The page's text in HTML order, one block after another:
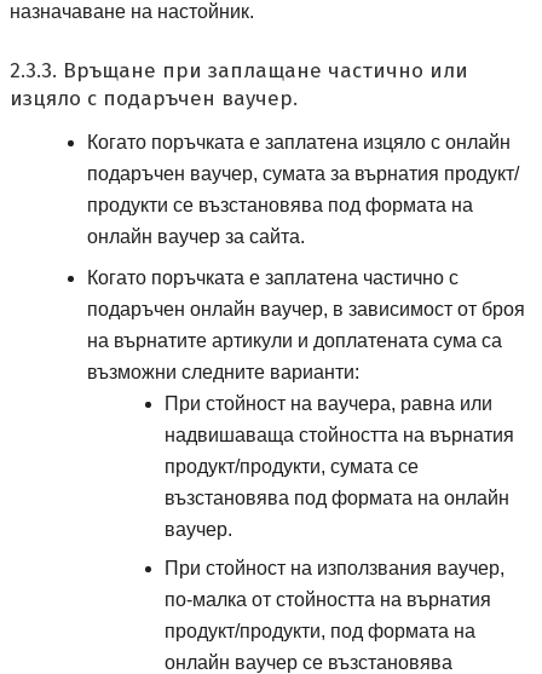
назначаване на настойник.
2.3.3. Връщане при заплащане частично или
изцяло с подаръчен ваучер.
Когато поръчката е заплатена изцяло с онлайн
подаръчен ваучер, сумата за върнатия продукт/
продукти се възстановява под формата на
онлайн ваучер за сайта.
Когато поръчката е заплатена частично с
подаръчен онлайн ваучер, в зависимост от броя
на върнатите артикули и доплатената сума са
възможни следните варианти:
При стойност на ваучера, равна или
надвишаваща стойността на върнатия
продукт/продукти, сумата се
възстановява под формата на онлайн
ваучер.
При стойност на използвания ваучер,
по-малка от стойността на върнатия
продукт/продукти, под формата на
онлайн ваучер се възстановява